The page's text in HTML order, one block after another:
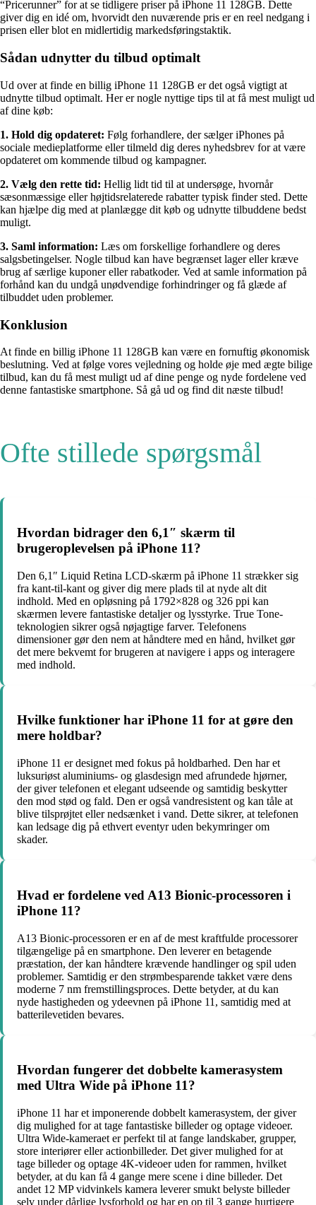
“Pricerunner” for at se tidligere priser på iPhone 11 128GB. Dette
giver dig en idé om, hvorvidt den nuværende pris er en reel nedgang i
prisen eller blot en midlertidig markedsføringstaktik.
Sådan udnytter du tilbud optimalt
Ud over at finde en billig iPhone 11 128GB er det også vigtigt at
udnytte tilbud optimalt. Her er nogle nyttige tips til at få mest muligt ud
af dine køb:
1. Hold dig opdateret: Følg forhandlere, der sælger iPhones på
sociale medieplatforme eller tilmeld dig deres nyhedsbrev for at være
opdateret om kommende tilbud og kampagner.
2. Vælg den rette tid: Hellig lidt tid til at undersøge, hvornår
sæsonmæssige eller højtidsrelaterede rabatter typisk finder sted. Dette
kan hjælpe dig med at planlægge dit køb og udnytte tilbuddene bedst
muligt.
3. Saml information: Læs om forskellige forhandlere og deres
salgsbetingelser. Nogle tilbud kan have begrænset lager eller kræve
brug af særlige kuponer eller rabatkoder. Ved at samle information på
forhånd kan du undgå unødvendige forhindringer og få glæde af
tilbuddet uden problemer.
Konklusion
At finde en billig iPhone 11 128GB kan være en fornuftig økonomisk
beslutning. Ved at følge vores vejledning og holde øje med ægte bilige
tilbud, kan du få mest muligt ud af dine penge og nyde fordelene ved
denne fantastiske smartphone. Så gå ud og find dit næste tilbud!
Ofte stillede spørgsmål
Hvordan bidrager den 6,1″ skærm til
brugeroplevelsen på iPhone 11?
Den 6,1″ Liquid Retina LCD-skærm på iPhone 11 strækker sig
fra kant-til-kant og giver dig mere plads til at nyde alt dit
indhold. Med en opløsning på 1792×828 og 326 ppi kan
skærmen levere fantastiske detaljer og lysstyrke. True Tone-
teknologien sikrer også nøjagtige farver. Telefonens
dimensioner gør den nem at håndtere med en hånd, hvilket gør
det mere bekvemt for brugeren at navigere i apps og interagere
med indhold.
Hvilke funktioner har iPhone 11 for at gøre den
mere holdbar?
iPhone 11 er designet med fokus på holdbarhed. Den har et
luksuriøst aluminiums- og glasdesign med afrundede hjørner,
der giver telefonen et elegant udseende og samtidig beskytter
den mod stød og fald. Den er også vandresistent og kan tåle at
blive tilsprøjtet eller nedsænket i vand. Dette sikrer, at telefonen
kan ledsage dig på ethvert eventyr uden bekymringer om
skader.
Hvad er fordelene ved A13 Bionic-processoren i
iPhone 11?
A13 Bionic-processoren er en af de mest kraftfulde processorer
tilgængelige på en smartphone. Den leverer en betagende
præstation, der kan håndtere krævende handlinger og spil uden
problemer. Samtidig er den strømbesparende takket være dens
moderne 7 nm fremstillingsproces. Dette betyder, at du kan
nyde hastigheden og ydeevnen på iPhone 11, samtidig med at
batterilevetiden bevares.
Hvordan fungerer det dobbelte kamerasystem
med Ultra Wide på iPhone 11?
iPhone 11 har et imponerende dobbelt kamerasystem, der giver
dig mulighed for at tage fantastiske billeder og optage videoer.
Ultra Wide-kameraet er perfekt til at fange landskaber, grupper,
store interiører eller actionbilleder. Det giver mulighed for at
tage billeder og optage 4K-videoer uden for rammen, hvilket
betyder, at du kan få 4 gange mere scene i dine billeder. Det
andet 12 MP vidvinkels kamera leverer smukt belyste billeder
selv under dårlige lysforhold og har en op til 3 gange hurtigere